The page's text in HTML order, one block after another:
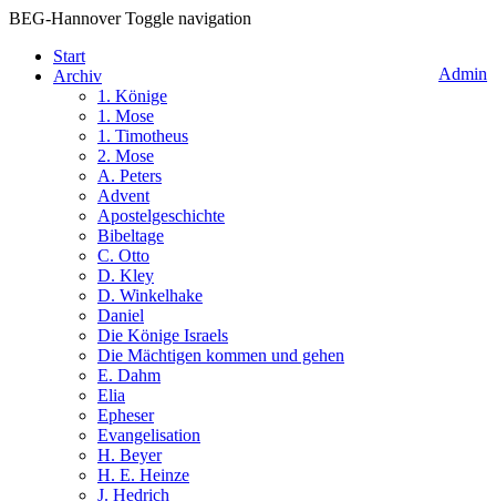
BEG-Hannover Toggle navigation
Admin
Start
Archiv
1. Könige
1. Mose
1. Timotheus
2. Mose
A. Peters
Advent
Apostelgeschichte
Bibeltage
C. Otto
D. Kley
D. Winkelhake
Daniel
Die Könige Israels
Die Mächtigen kommen und gehen
E. Dahm
Elia
Epheser
Evangelisation
H. Beyer
H. E. Heinze
J. Hedrich